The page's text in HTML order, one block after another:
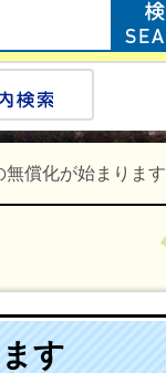
償化が始まります
す